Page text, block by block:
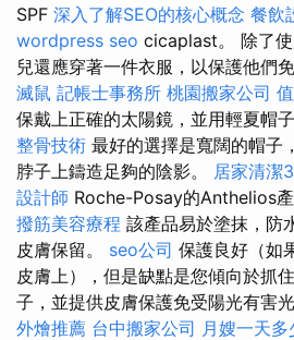
SPF 深入了解SEO的核心概念 餐飲
wordpress seo cicaplast。 除了
兒還應穿著一件衣服，以保護他們
滅鼠 記帳士事務所 桃園搬家公司
保戴上正確的太陽鏡，並用輕夏帽
整骨技術 最好的選擇是寬闊的帽子
脖子上鑄造足夠的陰影。 居家清潔
設計師 Roche-Posay的Anthelios產
撥筋美容療程 該產品易於塗抹，防
皮膚保留。 seo公司 保護良好（如
皮膚上），但是缺點是您傾向於抓
子，並提供皮膚保護免受陽光有害
外燴推薦 台中搬家公司 月嫂一天多